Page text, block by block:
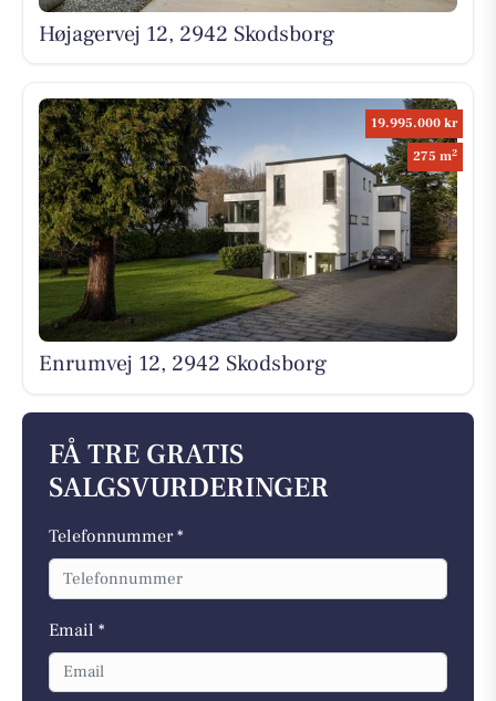
Højagervej 12, 2942 Skodsborg
19.995.000 kr
275 m2
Enrumvej 12, 2942 Skodsborg
FÅ TRE GRATIS
SALGSVURDERINGER
Telefonnummer *
Email *